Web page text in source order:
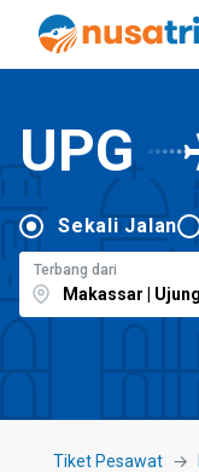
UPG
Sekali Jalan
Terbang dari
Tiket Pesawat